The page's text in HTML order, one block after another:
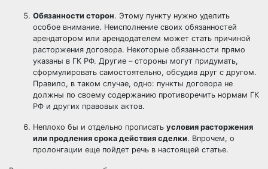
Обязанности сторон. Этому пункту нужно уделить
особое внимание. Неисполнение своих обязанностей
арендатором или арендодателем может стать причиной
расторжения договора. Некоторые обязанности прямо
указаны в ГК РФ. Другие – стороны могут придумать,
сформулировать самостоятельно, обсудив друг с другом.
Правило, в таком случае, одно: пункты договора не
должны по своему содержанию противоречить нормам ГК
РФ и других правовых актов.
Неплохо бы и отдельно прописать условия расторжения
или продления срока действия сделки. Впрочем, о
пролонгации еще пойдет речь в настоящей статье.